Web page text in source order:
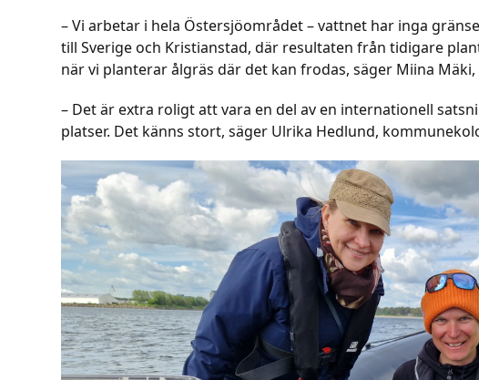
– Vi arbetar i hela Östersjöområdet – vattnet har inga
till Sverige och Kristianstad, där resultaten från tidigare
när vi planterar ålgräs där det kan frodas, säger Miina
– Det är extra roligt att vara en del av en internationell
platser. Det känns stort, säger Ulrika Hedlund,